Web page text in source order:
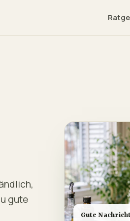
gute
Gute